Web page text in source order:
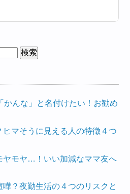
かんな」と名付けたい！お勧め
マそうに見える人の特徴４つ
ヤモヤ…！いい加減なママ友へ
？夜勤生活の４つのリスクと